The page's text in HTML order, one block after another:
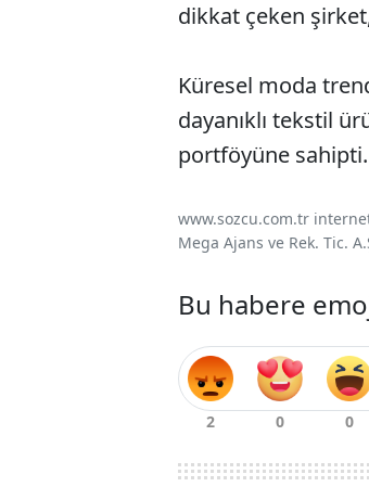
dikkat çeken
Küresel moda
dayanıklı tekstil
portföyüne sahipti.
www.sozcu.com.tr
Mega Ajans ve Rek. Tic.
Bu habere